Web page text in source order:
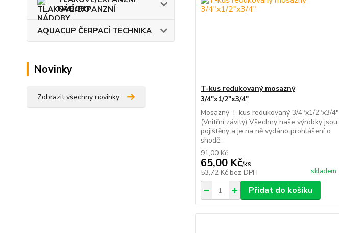
NÁDOBY
AQUACUP ČERPACÍ TECHNIKA
Novinky
Zobrazit všechny novinky
T-kus redukovaný mosazný
3/4"x1/2"x3/4"
Mosazný T-kus redukovaný 3/4"x1/2"x3/4"
(Vnitřní závity) Všechny naše výrobky jsou
pojištěny a je na ně vydáno prohlášení o
shodě.
91,00 Kč
65,00 Kč/ks
53,72 Kč bez DPH skladem
Přidat do košíku